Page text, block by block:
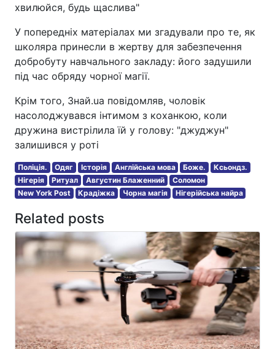
хвилюйся, будь щаслива"
У попередніх матеріалах ми згадували про те, як
школяра принесли в жертву для забезпечення
добробуту навчального закладу: його задушили
під час обряду чорної магії.
Крім того, Знай.ua повідомляв, чоловік
насолоджувався інтимом з коханкою, коли
дружина вистрілила їй у голову: "джуджун"
залишився у роті
Поліція. Одяг Історія Англійська мова Боже.
Ксьондз.
Нігерія
Ритуал Августин Блаженний
Соломон
New York Post
Крадіжка Чорна магія Нігерійська найра
Related posts